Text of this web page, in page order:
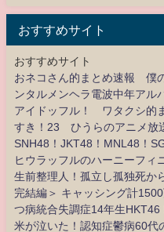
おすすめサイト
おすすめサイト
おネコさん的まとめ速報 僕
ンタルメンヘラ電波中年アル
アイドッフル！ ワタクシ的
すき！23 ひうらのアニメ放
SNH48！JKT48！MNL48！
ヒウラッフルのハーニーフィ
生前整理人！孤立し孤独死か
完結編＞ キャッシング計
つ病統合失調症14年生
米が泣いた！認知症鬱病60代